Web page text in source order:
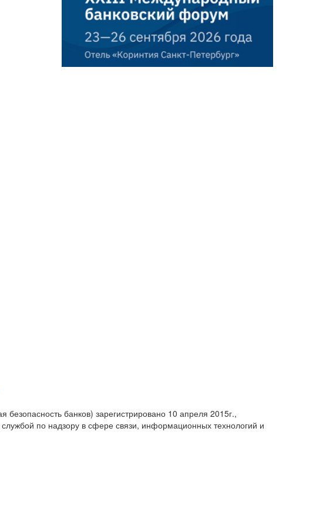
банков) зарегистрировано 10 апреля 2015г.,
по надзору в сфере связи, информационных технологий и